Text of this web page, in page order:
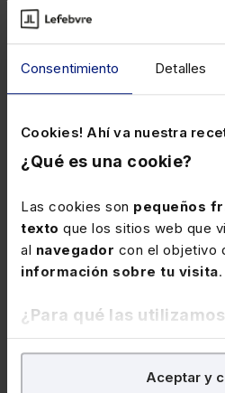
Consentimiento Detalles
Cookies! Ahí va nuestra
¿Qué es una cookie?
Las cookies son pequeños
texto que los sitios web que
al navegador con el objetivo
información sobre tu visita.
¿Para qué las
En Lefebvre utilizamos las
para tratar de
Aceptar y
MEMENTOS
Memento
Indemnizaciones por
Laborales 2020-2021